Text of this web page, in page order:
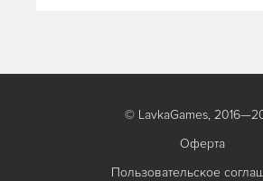
© LavkaGames,
Оферта
Пользовательское